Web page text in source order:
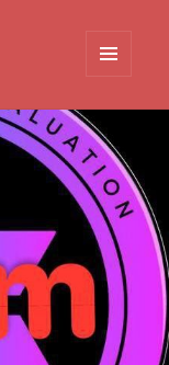
ВИДЖЕТЫ